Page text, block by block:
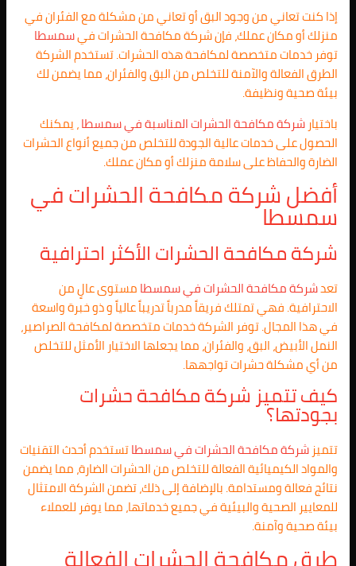
إذا كنت تعاني من وجود البق أو تعاني من مشكلة مع الفئران في
منزلك أو مكان عملك، فإن شركة مكافحة الحشرات فيسمسطا
توفر خدمات متخصصة لمكافحة هذه الحشرات. تستخدم الشركة
الطرق الفعالة والآمنة للتخلص من البق والفئران، مما يضمن لك
بيئة صحية ونظيفة.
باختيارشركة مكافحة الحشرات المناسبة في سمسطا، يمكنك
الحصول على خدمات عالية الجودة للتخلص من جميع أنواع الحشرات
الضارة والحفاظ على سلامة منزلك أو مكان عملك.
أفضل شركة مكافحة الحشرات في
سمسطا
شركة مكافحة الحشرات الأكثر احترافية
تعدشركة مكافحة الحشرات فيسمسطامستوى عالٍ من
الاحترافية. فهي تمتلك فريقاً مدرباً تدريباً عالياً و ذو خبرة واسعة
في هذا المجال. توفر الشركة خدمات متخصصة لمكافحة الصراصير،
النمل الأبيض، البق، والفئران، مما يجعلها الاختيار الأمثل للتخلص
من أي مشكلة حشرات تواجهها.
كيف تتميز شركة مكافحة حشرات
بجودتها؟
تتميز شركة مكافحة الحشرات فيسمسطاتستخدم أحدث التقنيات
والمواد الكيميائية الفعالة للتخلص من الحشرات الضارة، مما يضمن
نتائج فعالة ومستدامة. بالإضافة إلى ذلك، تضمن الشركة الامتثال
للمعايير الصحية والبيئية في جميع خدماتها، مما يوفر للعملاء
بيئة صحية وآمنة.